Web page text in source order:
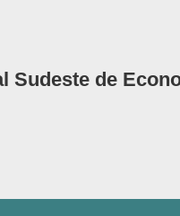
Sudeste de